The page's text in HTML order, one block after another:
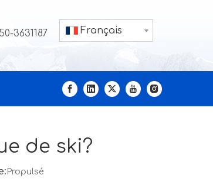
3631187 Français
de ski?
Propulsé